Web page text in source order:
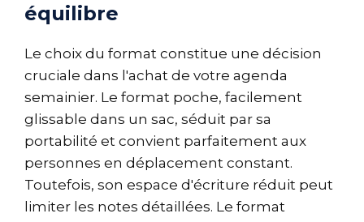
équilibre
Le choix du format constitue une décision
cruciale dans l'achat de votre agenda
semainier. Le format poche, facilement
glissable dans un sac, séduit par sa
portabilité et convient parfaitement aux
personnes en déplacement constant.
Toutefois, son espace d'écriture réduit peut
limiter les notes détaillées. Le format